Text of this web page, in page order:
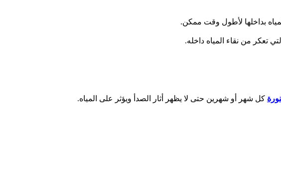
بداخلها لأطول وقت ممكن.
تعكر من نقاء المياه داخله.
كل شهر أو شهرين حتى لا يظهر أثار الصدأ ويؤثر على المياه.